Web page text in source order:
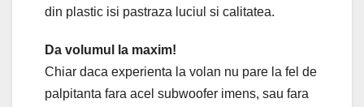
din plastic isi pastraza luciul si calitatea.
Da volumul la maxim!
Chiar daca experienta la volan nu pare la fel de
palpitanta fara acel subwoofer imens, sau fara